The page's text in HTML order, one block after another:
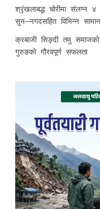
श्रृंखलाबद्ध चोरीमा संलग्न
सुन–नगदसहित विभिन्न
क्रबाजी सिङ्दी तमु
गुरुङको गौरवपूर्ण सफलता